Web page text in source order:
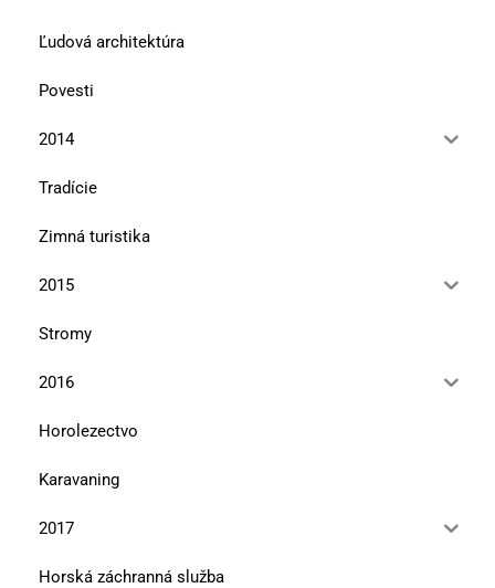
Ľudová architektúra
Povesti
2014
Tradície
Zimná turistika
2015
Stromy
2016
Horolezectvo
Karavaning
2017
Horská záchranná služba